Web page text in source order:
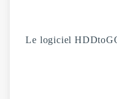
Le logiciel